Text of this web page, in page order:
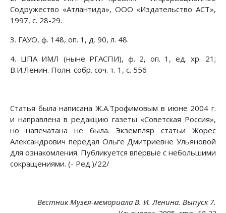
Содружество «Атлантида», ООО «Издательство АСТ»,
1997, с. 28-29.
3. ГАУО, ф. 148, оп. 1, д. 90, л. 48.
4. ЦПА ИМЛ (ныне РГАСПИ), ф. 2, оп. 1, ед. хр. 21;
В.И.Ленин. Полн. собр. соч. т. 1, с. 556
Статья была написана Ж.А.Трофимовым в июне 2004 г.
и направлена в редакцию газеты «Советская Россия»,
но напечатана не была. Экземпляр статьи Жорес
Александрович передал Ольге Дмитриевне Ульяновой
для ознакомления. Публикуется впервые с небольшими
сокращениями. (- Ред.)/22/
Вестник Музея-мемориала В. И. Ленина. Выпуск 7.